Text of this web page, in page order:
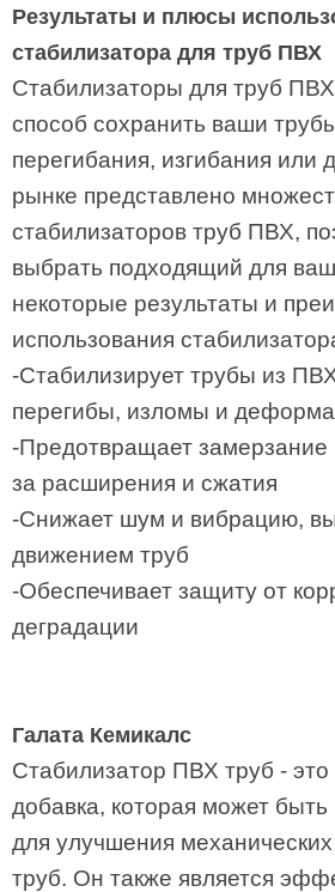
Результаты и плюсы
стабилизатора для труб ПВХ
Стабилизаторы для труб
способ сохранить ваши
перегибания, изгибания
рынке представлено
стабилизаторов труб ПВХ,
выбрать подходящий для
некоторые результаты и
использования
-Стабилизирует трубы из
перегибы, изломы и
-Предотвращает замерзание
за расширения и сжатия
-Снижает шум и вибрацию,
движением труб
-Обеспечивает защиту от
деградации
Галата Кемикалс
Стабилизатор ПВХ труб - это
добавка, которая может быть
для улучшения
труб. Он также является